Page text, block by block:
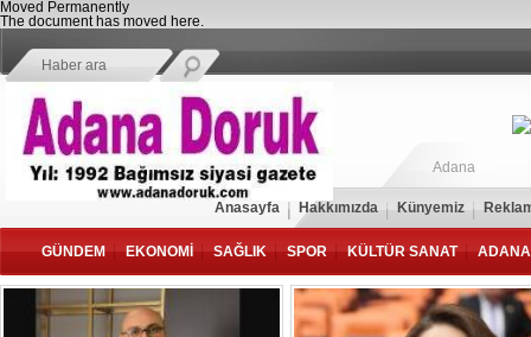
Moved Permanently
The document has moved here.
Adana
Anasayfa Hakkımızda Künyemiz
GÜNDEM EKONOMİ SAĞLIK SPOR KÜLTÜR SANAT ADANA